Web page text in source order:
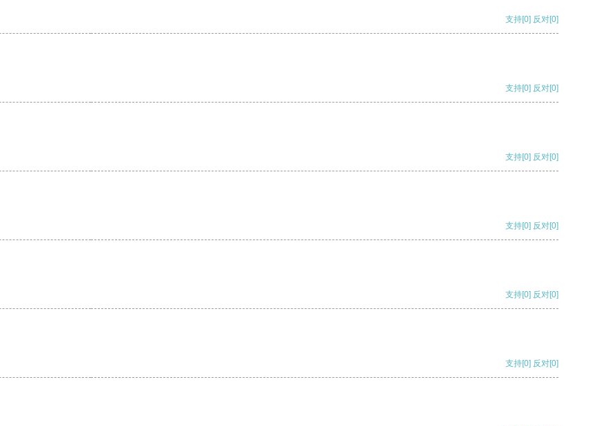
支持[0] 反对[0]
支持[0] 反对[0]
支持[0] 反对[0]
支持[0] 反对[0]
支持[0] 反对[0]
支持[0] 反对[0]